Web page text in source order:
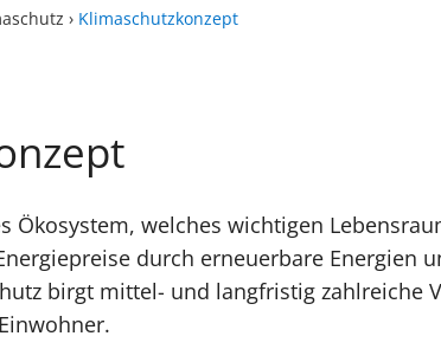
› Klimaschutzkonzept
Ökosystem, welches wichtigen
durch erneuerbare Energien
birgt mittel- und langfristig zahlreiche